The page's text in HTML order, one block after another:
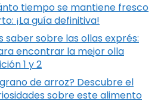
tiempo se mantiene fresco
¡La guía definitiva!
saber sobre las ollas exprés:
encontrar la mejor olla
1 y 2
de arroz? Descubre el
sobre este alimento